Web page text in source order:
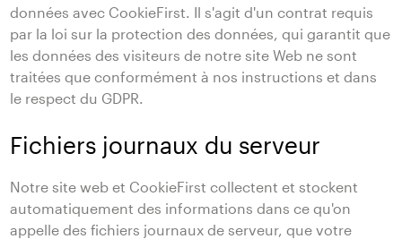
données avec CookieFirst. Il s'agit d'un contrat requis
par la loi sur la protection des données, qui garantit que
les données des visiteurs de notre site Web ne sont
traitées que conformément à nos instructions et dans
le respect du GDPR.
Fichiers journaux du serveur
Notre site web et CookieFirst collectent et stockent
automatiquement des informations dans ce qu'on
appelle des fichiers journaux de serveur, que votre